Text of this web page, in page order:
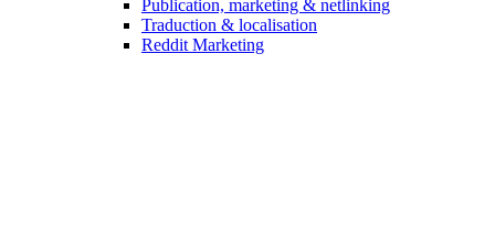
Publication, marketing & netlinking
Traduction & localisation
Reddit Marketing